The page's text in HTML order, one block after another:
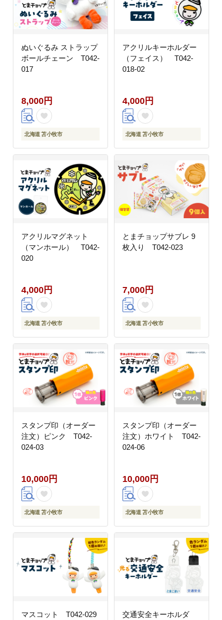
ぬいぐるみ ストラップ
ボールチェーン T042-
017
8,000円
北海道 苫小牧市
アクリルキーホルダー
（フェイス） T042-
018-02
4,000円
北海道 苫小牧市
アクリルマグネット
（マンホール） T042-
020
4,000円
北海道 苫小牧市
とまチョップサブレ 9
枚入り T042-023
7,000円
北海道 苫小牧市
スタンプ印（オーダー
注文）ピンク T042-
024-03
10,000円
北海道 苫小牧市
スタンプ印（オーダー
注文）ホワイト T042-
024-06
10,000円
北海道 苫小牧市
マスコット T042-029 交通安全キーホルダ